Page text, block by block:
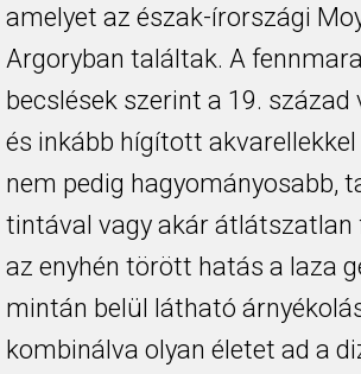
amelyet az észak-írországi
Argoryban találtak. A
becslések szerint a 19. század
és inkább hígított
nem pedig hagyományosabb,
tintával vagy akár átlátszatlan
az enyhén törött hatás a laza
mintán belül látható
kombinálva olyan életet ad a